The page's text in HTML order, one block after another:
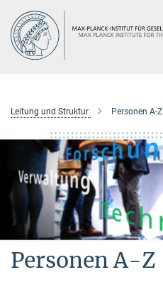
Hauptinhalt
Leitung und Struktur Personen A-Z
Personen A-Z